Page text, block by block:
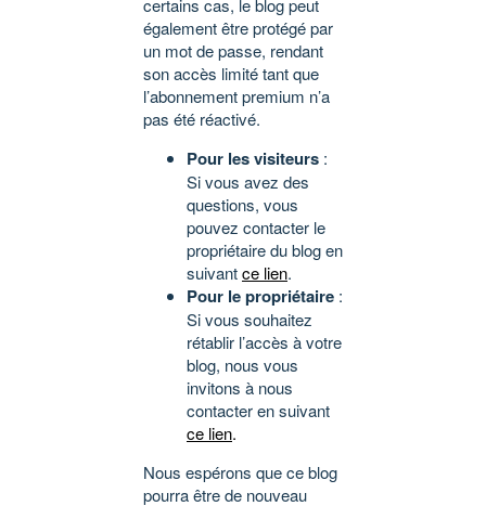
certains cas, le blog peut
également être protégé par
un mot de passe, rendant
son accès limité tant que
l’abonnement premium n’a
pas été réactivé.
Pour les visiteurs :
Si vous avez des
questions, vous
pouvez contacter le
propriétaire du blog en
suivantce lien.
Pour le propriétaire :
Si vous souhaitez
rétablir l’accès à votre
blog, nous vous
invitons à nous
contacter en suivant
ce lien.
Nous espérons que ce blog
pourra être de nouveau